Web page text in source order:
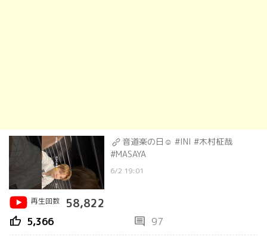
音道楽の日☺︎ #INI #木村柾哉
#MASAYA
6/2 19:01
再生回数 58,822
thumb_up 5,366 comment 97